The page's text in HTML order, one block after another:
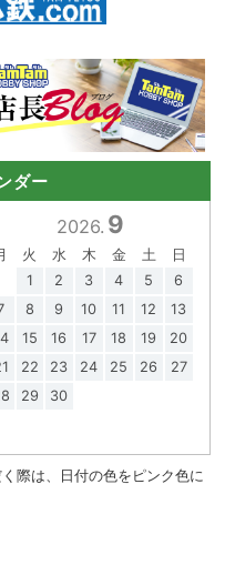
ダー
2026. 9
火 水 木 金 土
日
1
2 3 4 5
6
8 9 10 11 12
13
15 16 17 18 19
20
22 23 24 25 26
27
29 30
際は、日付の色をピンク色に